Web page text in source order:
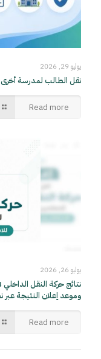
يوليو 29, 2026
نقل الطالب لمدرسة
Read more
يوليو 26, 2026
وموعد إعلان النتيجة عبر
Read more